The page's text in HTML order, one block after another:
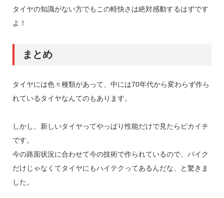
タイヤの知識がない方でもこの軽快さは絶対感動するはずです
よ！
まとめ
タイヤには色々種類があって、中には70年代から変わらず作ら
れているタイヤなんてのもあります。
しかし、新しいタイヤってやっぱり性能だけで見たらピカイチ
です。
今の路面状況に合わせて今の技術で作られているので、バイク
だけじゃなくてタイヤにもハイテクってあるんだな、と驚きま
した。